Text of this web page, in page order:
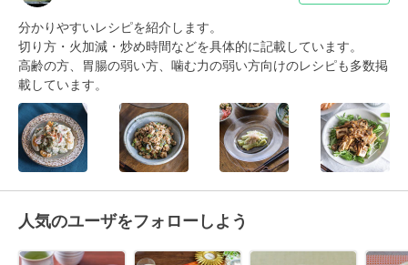
分かりやすいレシピを紹介します。
切り方・火加減・炒め時間などを具体的に記載しています。
高齢の方、胃腸の弱い方、噛む力の弱い方向けのレシピも多数掲
載しています。
人気のユーザをフォローしよう